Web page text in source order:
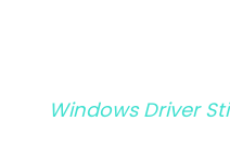
Windows Driver